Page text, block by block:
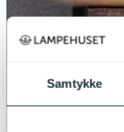
Samtykke